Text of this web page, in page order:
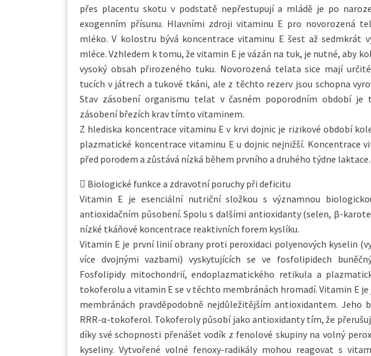
přes placentu skotu v podstatě nepřestupují a mládě je po
exogenním přísunu. Hlavními zdroji vitaminu E pro novorozená
mléko. V kolostru bývá koncentrace vitaminu E šest až sedmkrát
mléce. Vzhledem k tomu, že vitamin E je vázán na tuk, je nutné, aby
vysoký obsah přirozeného tuku. Novorozená telata sice mají
tucích v játrech a tukové tkáni, ale z těchto rezerv jsou schopna
Stav zásobení organismu telat v časném poporodním období je
zásobení březích krav tímto vitaminem.
Z hlediska koncentrace vitaminu E v krvi dojnic je rizikové období
plazmatické koncentrace vitaminu E u dojnic nejnižší. Koncentrace
před porodem a zůstává nízká během prvního a druhého týdne
 Biologické funkce a zdravotní poruchy při deficitu
Vitamin E je esenciální nutriční složkou s významnou
antioxidačním působení. Spolu s dalšími antioxidanty (selen, β-
nízké tkáňové koncentrace reaktivních forem kyslíku.
Vitamin E je první linií obrany proti peroxidaci polyenových kyselin
více dvojnými vazbami) vyskytujících se ve fosfolipidech
Fosfolipidy mitochondrií, endoplazmatického retikula a
tokoferolu a vitamin E se v těchto membránách hromadí. Vitamin E je
membránách pravděpodobně nejdůležitějším antioxidantem. Jeho
RRR-α-tokoferol. Tokoferoly působí jako antioxidanty tím, že
díky své schopnosti přenášet vodík z fenolové skupiny na volný
kyseliny. Vytvořené volné fenoxy-radikály mohou reagovat s